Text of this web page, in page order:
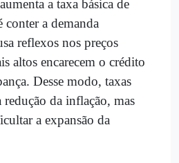
a taxa básica de
a demanda
reflexos nos preços
altos encarecem o crédito
Desse modo, taxas
redução da inflação, mas
a expansão da